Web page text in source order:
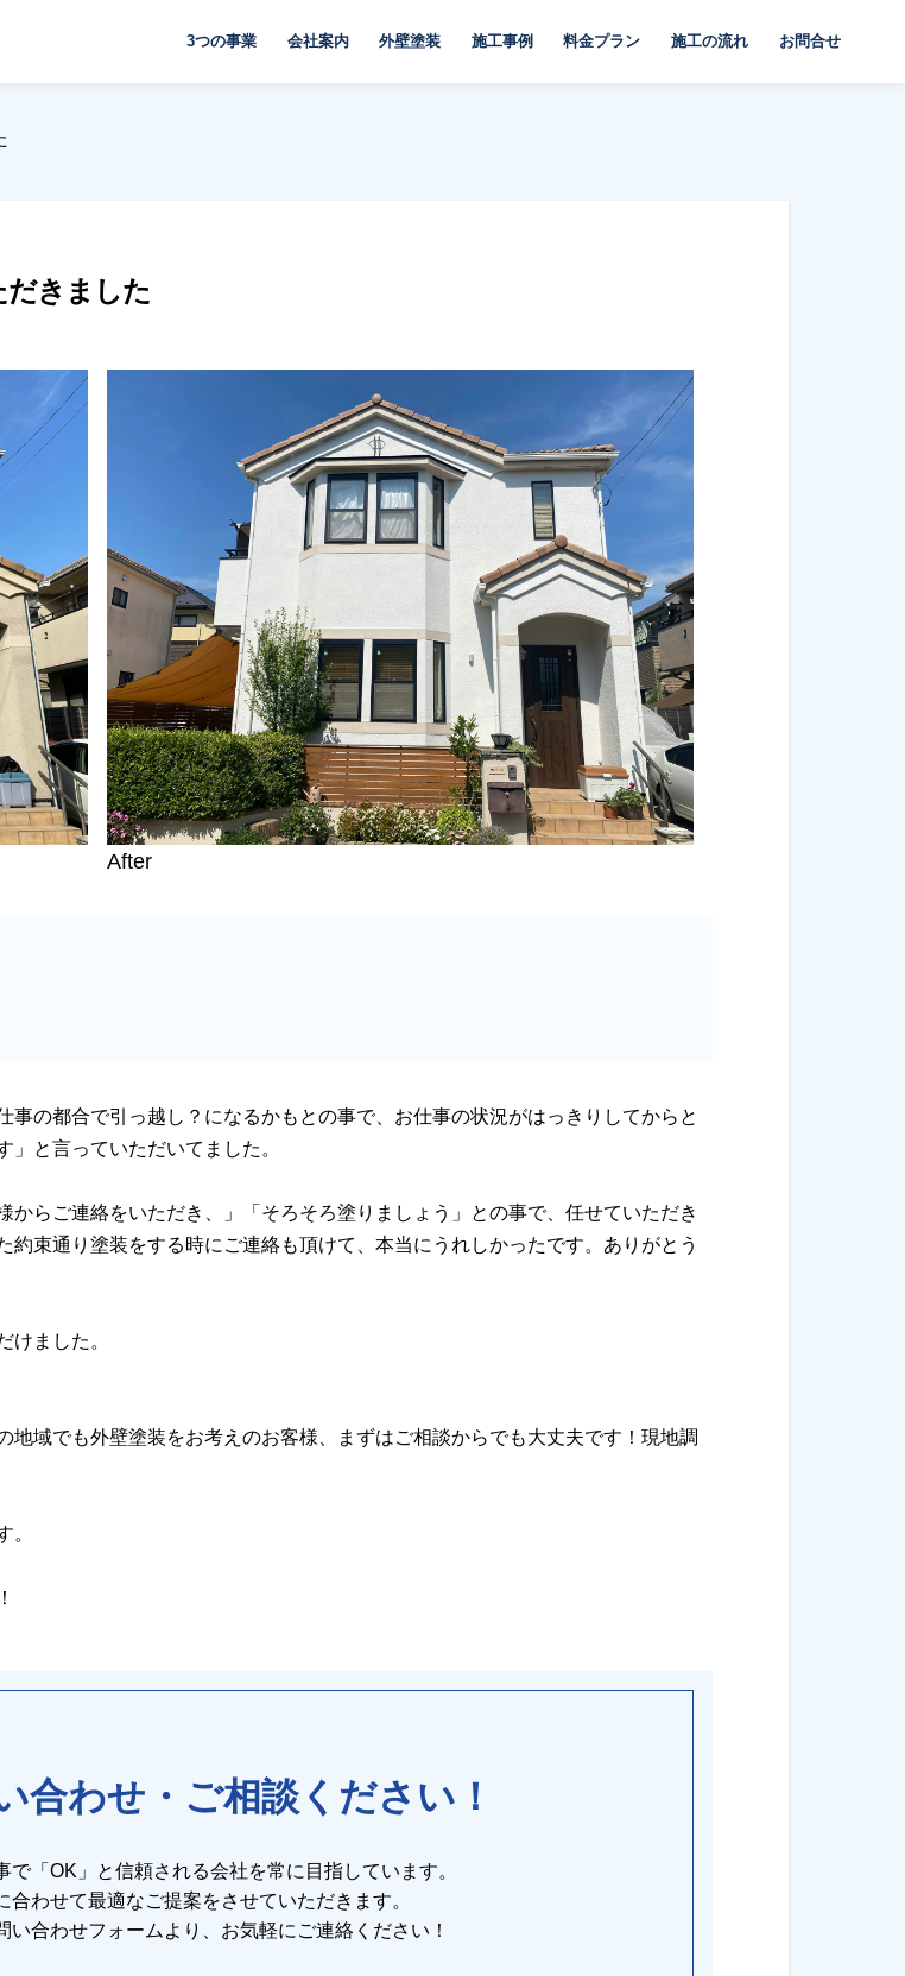
3つの事業 会社案内 外壁塗装 施工事例 料金プラン 施工の流れ お問合せ
だきました
After
の都合で引っ越し？になるかもとの事で、お仕事の状況がはっきりしてからと
と言っていただいてました。
らご連絡をいただき、」「そろそろ塗りましょう」との事で、任せていただき
束通り塗装をする時にご連絡も頂けて、本当にうれしかったです。ありがとう
けました。
域でも外壁塗装をお考えのお客様、まずはご相談からでも大丈夫です！現地調
。
合わせ・ご相談ください！
「OK」と信頼される会社を常に目指しています。
合わせて最適なご提案をさせていただきます。
い合わせフォームより、お気軽にご連絡ください！